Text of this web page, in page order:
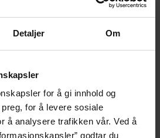
Detaljer Om
for å gi innhold og
for å levere sosiale
å analysere trafikken vår. Ved å
godtar du
til